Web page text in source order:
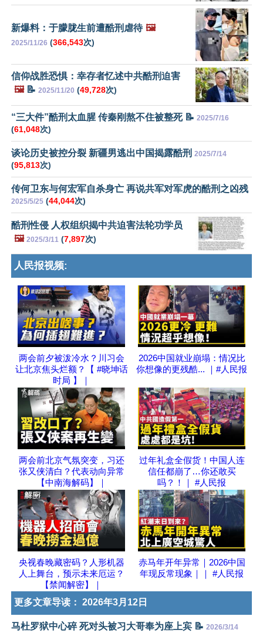
新爆料：于朦胧生前遭酷刑虐待 🖼️
2025/11/26 (366,543次)
信仰战胜恐惧：幸存者忆述中共酷刑迫害
🖼️📝 2025/11/20 (49,728次)
“三大件”酷刑太血腥 传秦刚熬不住被整死 📝 2025/7/16
(61,048次)
谈论历史被控分裂 新疆男逃出中国揭露酷刑 2025/7/14
(95,813次)
传何卫东与何宏军自杀身亡 再说共军对军虎的酷刑之凶残
2025/5/25 (44,044次)
酷刑性侵 人权组织揭中共迫害法轮功学员
🖼️ 2025/3/11 (7,897次)
人民报视频:
两会前夕被泼冷水？川习会
让北京焦头烂额？【 #晓坤话
时局 】｜
2026中国就业崩塌：情况比
你想像的更残酷... ｜#人民报
两会前北京气氛突变，习还
张又侠清白？代表动向异常
【中南海解码】｜
过年礼盒全假货！中国人连
信任都崩了…你还敢买
吗？！｜ #人民报
央视春晚藏密码？人形机器
人上舞台，预示未来厄运？
【禁闻解密】｜
赤马年开年异常｜2026中国
年现反常现象｜｜ #人民报
更多文章导读： 2026年3月12日
马杜罗狱中心碎 死对头被习大哥奉为座上宾 📝 2026/3/14